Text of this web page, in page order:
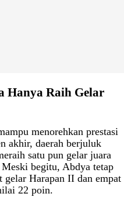
Hanya Raih Gelar
menorehkan prestasi
akhir, daerah berjuluk
satu pun gelar juara
begitu, Abdya tetap
gelar Harapan II dan empat
22 poin.